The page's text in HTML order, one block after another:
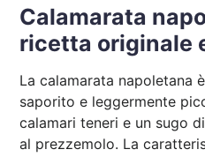
Calamarata
ricetta originale
La calamarata napoletana
saporito e leggermente
calamari teneri e un sugo
al prezzemolo. La